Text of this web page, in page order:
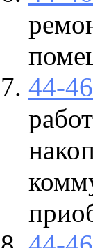
44-